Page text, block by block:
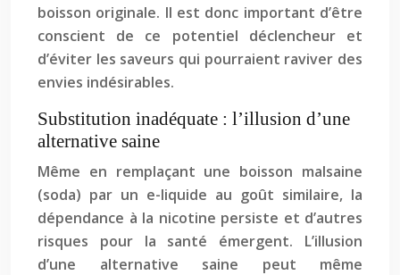
boisson originale. Il est donc important d’être
conscient de ce potentiel déclencheur et
d’éviter les saveurs qui pourraient raviver des
envies indésirables.
Substitution inadéquate : l’illusion d’une
alternative saine
Même en remplaçant une boisson malsaine
(soda) par un e-liquide au goût similaire, la
dépendance à la nicotine persiste et d’autres
risques pour la santé émergent. L’illusion
d’une alternative saine peut même